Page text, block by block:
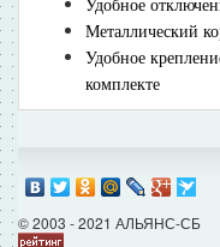
Удобное
Металлический
Удобное
комплекте
© 2003 - 2021 АЛЬЯНС-СБ